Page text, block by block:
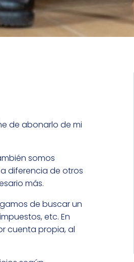
de abonarlo de mi
somos
diferencia de otros
más.
de buscar un
etc. En
cuenta propia, al